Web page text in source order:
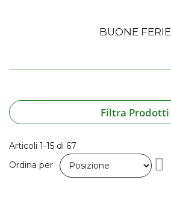
BUONE FERIE
Filtra Prodotti
Articoli 1-15 di 67
Ordina per